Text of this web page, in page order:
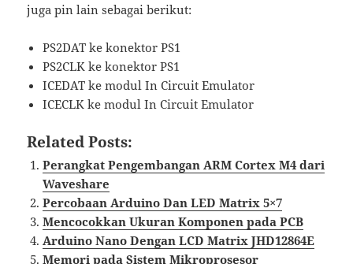
juga pin lain sebagai berikut:
PS2DAT ke konektor PS1
PS2CLK ke konektor PS1
ICEDAT ke modul In Circuit Emulator
ICECLK ke modul In Circuit Emulator
Related Posts:
Perangkat Pengembangan ARM Cortex M4 dari
Waveshare
Percobaan Arduino Dan LED Matrix 5×7
Mencocokkan Ukuran Komponen pada PCB
Arduino Nano Dengan LCD Matrix JHD12864E
Memori pada Sistem Mikroprosesor